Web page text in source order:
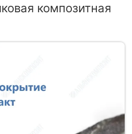
композитная